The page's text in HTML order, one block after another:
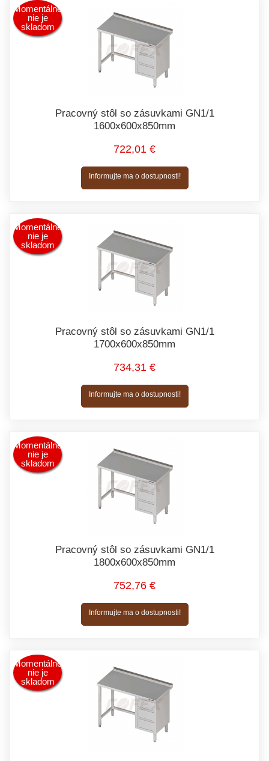
Momentálne
nie je
skladom
Pracovný stôl so zásuvkami GN1/1
1600x600x850mm
722,01 €
Informujte ma o dostupnosti!
Momentálne
nie je
skladom
Pracovný stôl so zásuvkami GN1/1
1700x600x850mm
734,31 €
Informujte ma o dostupnosti!
Momentálne
nie je
skladom
Pracovný stôl so zásuvkami GN1/1
1800x600x850mm
752,76 €
Informujte ma o dostupnosti!
Momentálne
nie je
skladom